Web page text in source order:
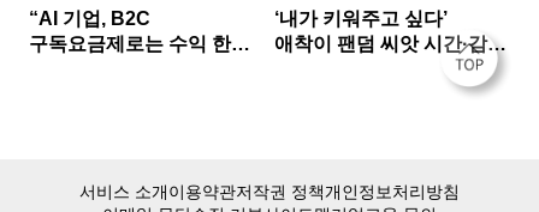
“AI 기업, B2C
구독요금제로는 수익 한계
‘내가 키워주고 싶다’
애착이 팬덤 씨앗 시간·감정
서비스 소개이용약관저작권 정책개인정보처리방침